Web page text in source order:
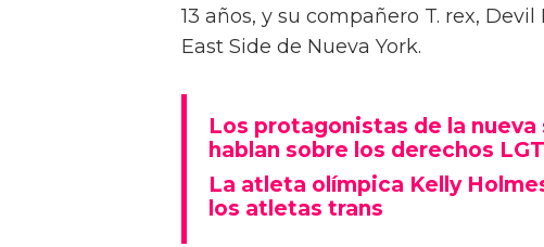
13 años, y su compañero T. rex,
East Side de Nueva York.
Los protagonistas de la
hablan sobre los derechos
La atleta olímpica Kelly
los atletas trans